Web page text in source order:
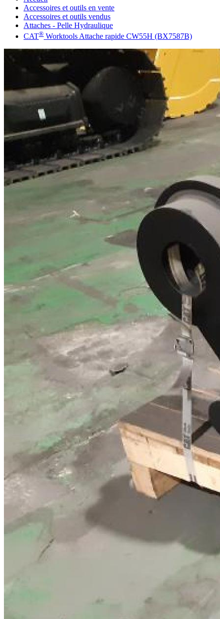
Accessoires et outils en vente
Accessoires et outils vendus
Attaches - Pelle Hydraulique
CAT® Worktools Attache rapide CW55H (BX7587B)